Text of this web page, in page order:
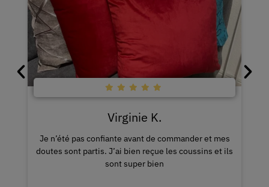
Karine I.
Le grand choix de housse est impressionnant, j’ai
envie de tout acheter.